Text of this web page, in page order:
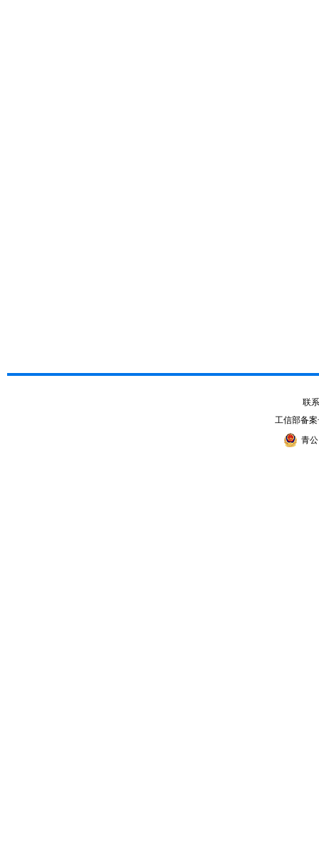
联
工信部备
青公